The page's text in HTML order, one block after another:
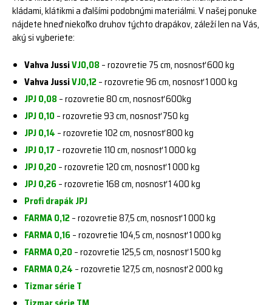
kládami, klátikmi a ďalšími podobnými materiálmi. V našej ponuke
nájdete hneď niekoľko druhov týchto drapákov, záleží len na Vás,
aký si vyberiete:
Vahva JussiVJ0,08– rozovretie 75 cm, nosnosť 600 kg
Vahva JussiVJ0,12– rozovretie 96 cm, nosnosť 1 000 kg
JPJ 0,08– rozovretie 80 cm, nosnosť 600kg
JPJ 0,10– rozovretie 93 cm, nosnosť 750 kg
JPJ 0,14 – rozovretie 102 cm, nosnosť 800 kg
JPJ 0,17 – rozovretie 110 cm, nosnosť 1 000 kg
JPJ 0,20– rozovretie 120 cm, nosnosť 1 000 kg
JPJ 0,26– rozovretie 168 cm, nosnosť 1 400 kg
Profi drapák JPJ
FARMA 0,12– rozovretie 87,5 cm, nosnosť 1 000 kg
FARMA 0,16– rozovretie 104,5 cm, nosnosť 1 000 kg
FARMA 0,20– rozovretie 125,5 cm, nosnosť 1 500 kg
FARMA 0,24 – rozovretie 127,5 cm, nosnosť 2 000 kg
Tizmar série T